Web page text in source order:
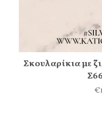
Σκουλαρίκια με